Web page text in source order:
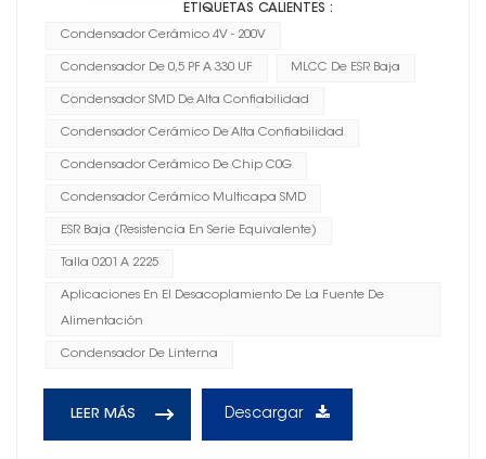
ETIQUETAS CALIENTES :
Condensador Cerámico 4V - 200V
Condensador De 0,5 PF A 330 UF MLCC De ESR Baja
Condensador SMD De Alta Confiabilidad
Condensador Cerámico De Alta Confiabilidad
Condensador Cerámico De Chip C0G
Condensador Cerámico Multicapa SMD
ESR Baja (resistencia En Serie Equivalente)
Talla 0201 A 2225
Aplicaciones En El Desacoplamiento De La Fuente De
Alimentación
Condensador De Linterna
LEER MÁS Descargar